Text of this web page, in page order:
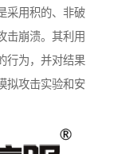
采用积的、非破
击崩溃。其利用
行为，并对结果
拟攻击实验和安